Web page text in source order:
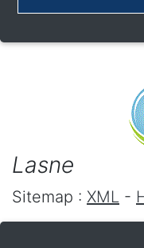
Lasne
Sitemap : XML -